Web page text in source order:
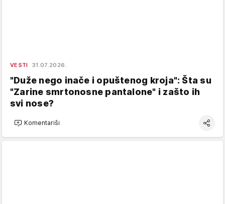
VESTI 31.07.2026.
"Duže nego inače i opuštenog kroja": Šta su
"Zarine smrtonosne pantalone" i zašto ih
svi nose?
Komentariši